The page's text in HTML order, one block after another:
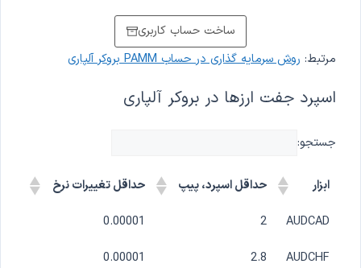
ساخت حساب کاربری
مرتبط: روش سرمایه گذاری در حساب PAMM بروکر آلپاری
اسپرد جفت ارزها در بروکر آلپاری
جستجو:
ابزار حداقل اسپرد، پیپ حداقل تغییرات نرخ
AUDCAD
2
0.00001
AUDCHF
2.8
0.00001